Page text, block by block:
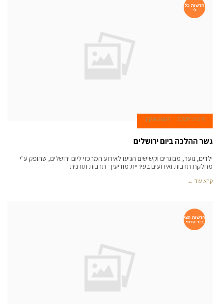
חדשות כל
לי
6 ביוני 2008 דפנה אנקור
גשר ההלכה ביום ירושלים
ילדים, נוער, מבוגרים וקשישים הגיעו לאירוע המרכזי ליום ירושלים, שהופק ע"י
מחלקת תרבות ואירועים בעיריית מודיעין - תרבות תורנית
קרא עוד ←
חדשות הצי
בור הדתי